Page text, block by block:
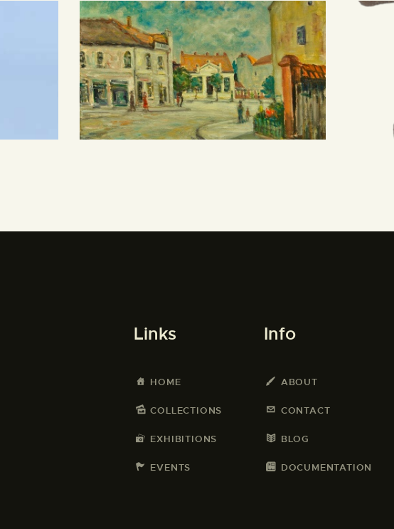
Links
HOME
COLLECTIONS
EXHIBITIONS
EVENTS
Info
ABOUT
CONTACT
BLOG
DOCUMENTATION